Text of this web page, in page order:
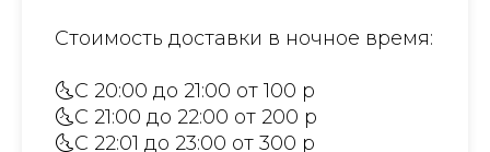
Стоимость доставки в ночное время:
🌜С 20:00 до 21:00 от 100 р
🌜С 21:00 до 22:00 от 200 р
🌜С 22:01 до 23:00 от 300 р